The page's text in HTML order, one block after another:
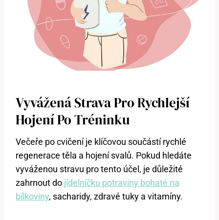
Vyvážená Strava Pro Rychlejší
Hojení Po Tréninku
Večeře po cvičení je klíčovou součástí rychlé
regenerace těla a hojení svalů. Pokud hledáte
vyváženou stravu pro tento účel, je důležité
zahrnout do jídelníčku potraviny bohaté na
bílkoviny, sacharidy, zdravé tuky a vitamíny.